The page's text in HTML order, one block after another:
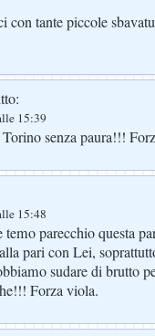
con tante piccole
15:39
senza paura!!!
15:48
temo parecchio questa
pari con Lei,
sudare di brutto
Forza viola.